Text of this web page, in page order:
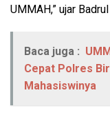
UMMAH,” ujar
Baca juga :
Cepat Polres
Mahasiswinya